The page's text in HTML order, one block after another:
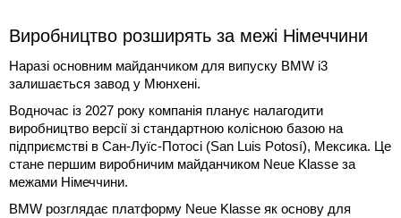
Виробництво розширять за межі Німеччини
Наразі основним майданчиком для випуску BMW i3
залишається завод у Мюнхені.
Водночас із 2027 року компанія планує налагодити
виробництво версії зі стандартною колісною базою на
підприємстві в Сан-Луїс-Потосі (San Luis Potosí), Мексика. Це
стане першим виробничим майданчиком Neue Klasse за
межами Німеччини.
BMW розглядає платформу Neue Klasse як основу для